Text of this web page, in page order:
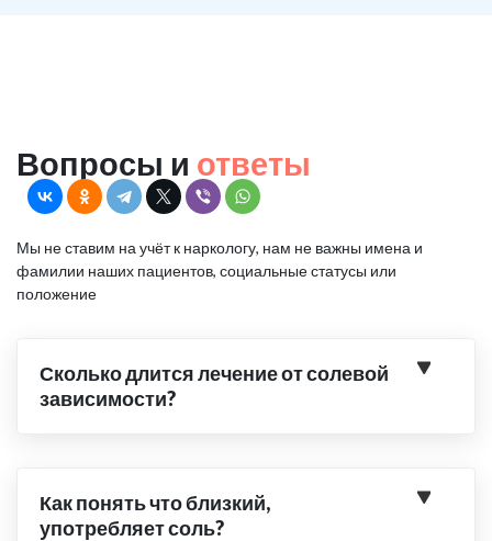
Вопросы и ответы
Мы не ставим на учёт к наркологу, нам не важны имена и
фамилии наших пациентов, социальные статусы или
положение
Сколько длится лечение от солевой
зависимости?
Как понять что близкий,
употребляет соль?